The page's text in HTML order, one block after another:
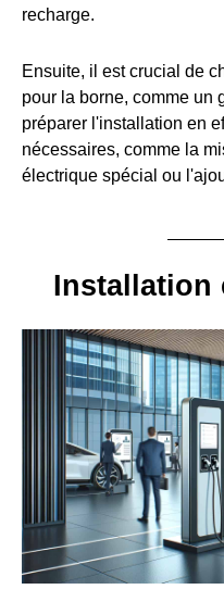
recharge.
Ensuite, il est crucial de
pour la borne, comme un
préparer l'installation en
nécessaires, comme la
électrique spécial ou
Installation